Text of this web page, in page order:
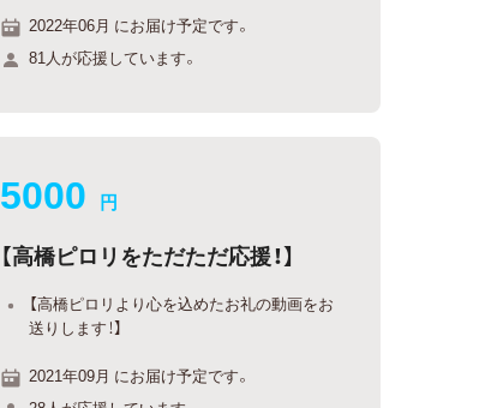
2022年06月 にお届け予定です。
81人が応援しています。
5000 円
【高橋ピロリをただただ応援！】
【高橋ピロリより心を込めたお礼の動画をお
送りします！】
2021年09月 にお届け予定です。